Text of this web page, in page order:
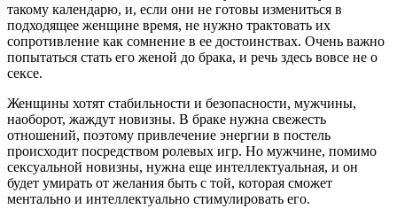
такому календарю, и, если они не готовы измениться в
подходящее женщине время, не нужно трактовать их
сопротивление как сомнение в ее достоинствах. Очень важно
попытаться стать его женой до брака, и речь здесь вовсе не о
сексе.
Женщины хотят стабильности и безопасности, мужчины,
наоборот, жаждут новизны. В браке нужна свежесть
отношений, поэтому привлечение энергии в постель
происходит посредством ролевых игр. Но мужчине, помимо
сексуальной новизны, нужна еще интеллектуальная, и он
будет умирать от желания быть с той, которая сможет
ментально и интеллектуально стимулировать его.